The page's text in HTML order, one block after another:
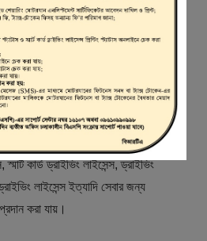
বাংলাদেশ রোড ট্রান্সপোর্ট অথরিটি
সেবা প্রদানের মাধ্যম যেখানে ড্রাইভার,
নিবন্ধিত করা হয় এবং
স্মার্ট কার্ড ড্রাইভিং লাইসেন্স, ড্রাইভিং
লাইসেন্স ইত্যাদি সেবার জন্য
করা যায়।